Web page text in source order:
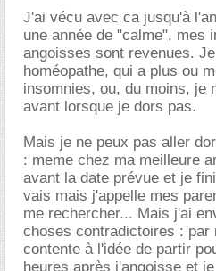
J'ai vécu avec ca jusqu'à
une année de "calme", mes
angoisses sont revenues.
homéopathe, qui a plus ou
insomnies, ou, du moins, je
avant lorsque je dors pas.
Mais je ne peux pas aller
: meme chez ma meilleure
avant la date prévue et je
vais mais j'appelle mes
me rechercher... Mais j'ai
choses contradictoires : par
contente à l'idée de partir
heures après j'angoisse et